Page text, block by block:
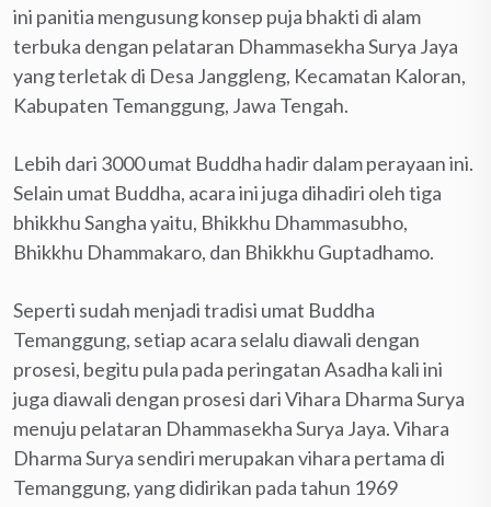
ini panitia mengusung konsep puja bhakti di alam
terbuka dengan pelataran Dhammasekha Surya Jaya
yang terletak di Desa Janggleng, Kecamatan Kaloran,
Kabupaten Temanggung, Jawa Tengah.
Lebih dari 3000 umat Buddha hadir dalam perayaan ini.
Selain umat Buddha, acara ini juga dihadiri oleh tiga
bhikkhu Sangha yaitu, Bhikkhu Dhammasubho,
Bhikkhu Dhammakaro, dan Bhikkhu Guptadhamo.
Seperti sudah menjadi tradisi umat Buddha
Temanggung, setiap acara selalu diawali dengan
prosesi, begitu pula pada peringatan Asadha kali ini
juga diawali dengan prosesi dari Vihara Dharma Surya
menuju pelataran Dhammasekha Surya Jaya. Vihara
Dharma Surya sendiri merupakan vihara pertama di
Temanggung, yang didirikan pada tahun 1969